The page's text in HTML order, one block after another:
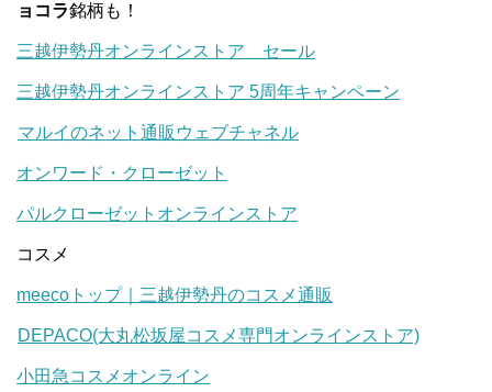
ョコラ銘柄も！
三越伊勢丹オンラインストア セール
三越伊勢丹オンラインストア 5周年キャンペーン
マルイのネット通販ウェブチャネル
オンワード・クローゼット
パルクローゼットオンラインストア
コスメ
meecoトップ｜三越伊勢丹のコスメ通販
DEPACO(大丸松坂屋コスメ専門オンラインストア)
小田急コスメオンライン